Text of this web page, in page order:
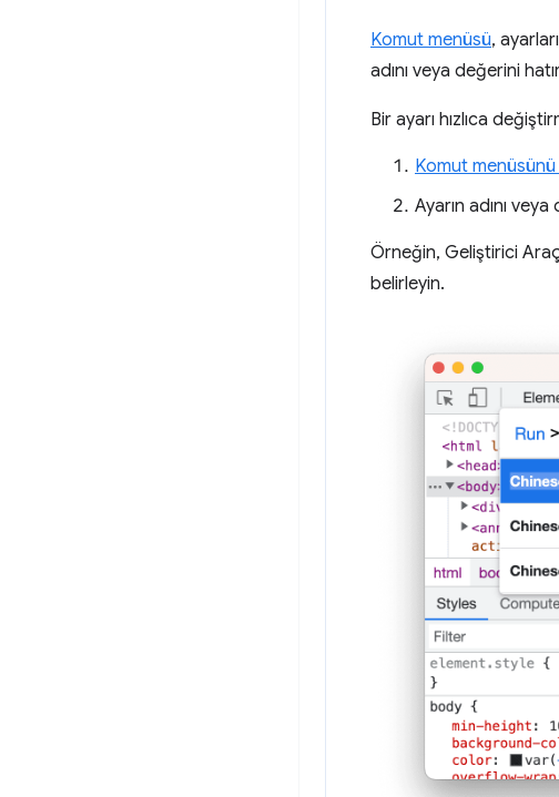
Komut menüsü,
adını veya değerini
Bir ayarı hızlıca
Komut menüsünü
Ayarın adını
Örneğin, Geliştirici
belirleyin.